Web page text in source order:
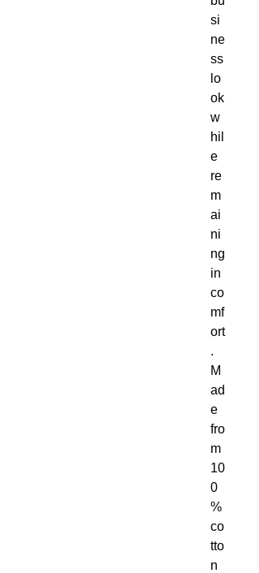
si
ne
ss
lo
ok
w
hil
e
re
m
ai
ni
ng
in
co
mf
ort
.
M
ad
e
fro
m
10
0
%
co
tto
n